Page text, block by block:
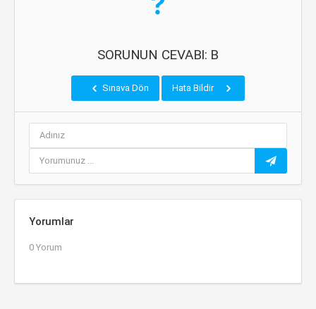
SORUNUN CEVABI: B
Sınava Dön Hata Bildir
Yorumlar
0 Yorum